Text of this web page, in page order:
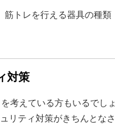
筋トレを行える器具の種類
対策
考えている方もいるでしょ
リティ対策がきちんとなさ